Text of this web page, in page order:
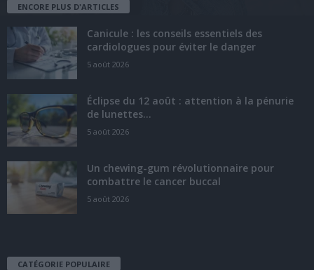
ENCORE PLUS D'ARTICLES
Canicule : les conseils essentiels des
cardiologues pour éviter le danger
5 août 2026
Éclipse du 12 août : attention à la pénurie
de lunettes...
5 août 2026
Un chewing-gum révolutionnaire pour
combattre le cancer buccal
5 août 2026
CATÉGORIE POPULAIRE